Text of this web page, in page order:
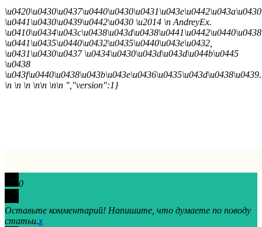
\u0420\u0430\u0437\u0440\u0430\u0431\u043e\u0442\u043a\u0430
\u0441\u0430\u0439\u0442\u0430 \u2014 \n AndreyEx.
\u0441\u0435\u0440\u0432\u0435\u0440\u043e\u0432,
\u0431\u0430\u0437 \u0434\u0430\u043d\u043d\u044b\u0445
\u0438
\n \n \n \n\n \n\n ","version":1}
0
Оставьте комментарий! Напишите, что думаете по поводу
статьи.x